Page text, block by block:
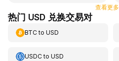
查看更多
热门 USD 兑换交易对
BTCto USD
USDCto USD